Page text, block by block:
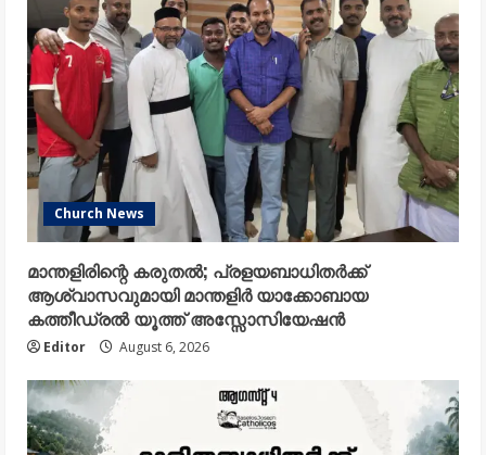
Church News
മാന്തളിരിന്റെ കരുതൽ; പ്രളയബാധിതർക്ക്
ആശ്വാസവുമായി മാന്തളിർ യാക്കോബായ
കത്തീഡ്രൽ യൂത്ത് അസ്സോസിയേഷൻ
Editor August 6, 2026